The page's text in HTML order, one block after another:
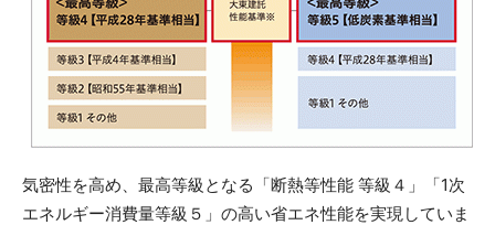
気密性を高め、最高等級となる「断熱等性能 等級４」「1次
エネルギー消費量等級５」の高い省エネ性能を実現していま